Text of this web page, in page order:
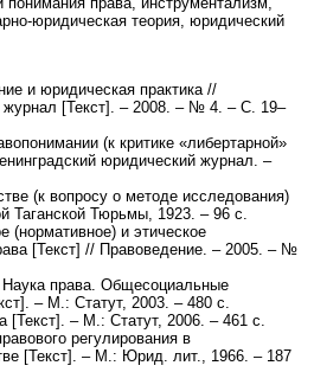
юридическая теория, юридический
и юридическая практика //
журнал [Текст]. – 2008. – № 4. – С. 19–
(к критике «либертарной»
юридический журнал. –
(к вопросу о методе исследования)
Таганской Тюрьмы, 1923. – 96 с.
(нормативное) и этическое
[Текст] // Правоведение. – 2005. – №
Наука права. Общесоциальные
– М.: Статут, 2003. – 480 с.
[Текст]. – М.: Статут, 2006. – 461 с.
регулирования в
[Текст]. – М.: Юрид. лит., 1966. – 187